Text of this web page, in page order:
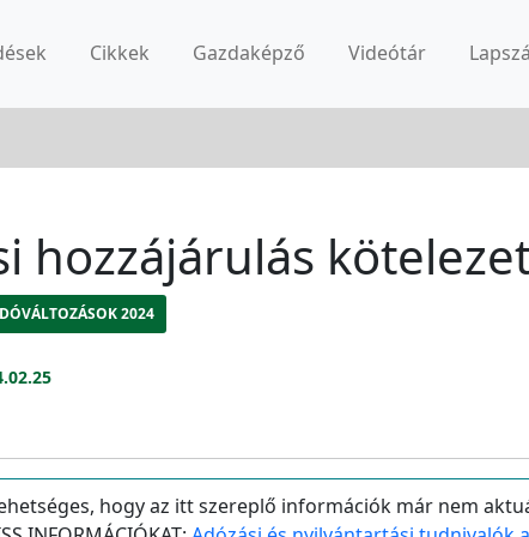
Cikkek Gazdaképző Videótár
hozzájárulás
2024
hogy az itt szereplő információk már nem